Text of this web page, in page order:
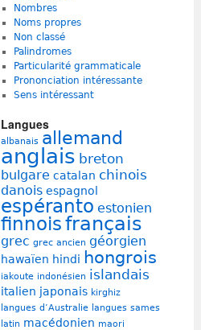
Nombres
Noms propres
Non classé
Palindromes
Particularité grammaticale
Prononciation intéressante
Sens intéressant
Langues
albanais allemand
anglais breton
bulgare catalan chinois
danois espagnol
espéranto estonien
finnoisfrançais
grec grec ancien géorgien
hawaïen hindi hongrois
iakoute indonésien islandais
italien japonais kirghiz
langues d’Australie langues sames
latin macédonien maori